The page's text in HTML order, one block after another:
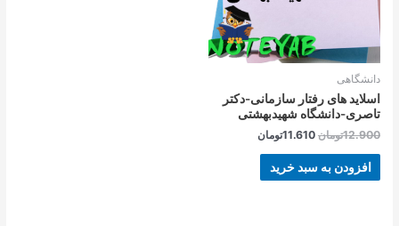
دانشگاهی
اسلاید های رفتار سازمانی-دکتر
تاصری-دانشگاه شهیدبهشتی
12.900تومان 11.610تومان
افزودن به سبد خرید